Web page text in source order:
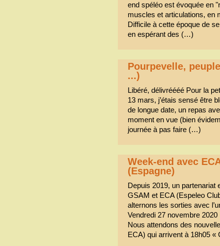
end spéléo est évoquée en
muscles et articulations, en
Difficile à cette époque de
en espérant des (…)
Pourpevelle,
...)
Libéré, délivréééé Pour la
13 mars, j’étais sensé être
de longue date, un repas
moment en vue (bien
journée à pas faire (…)
Week-end avec
(Espagne)
Depuis 2019, un partenariat
GSAM et ECA (Espeleo
alternons les sorties avec
Vendredi 27 novembre 2020
Nous attendons des
ECA) qui arrivent à 18h05